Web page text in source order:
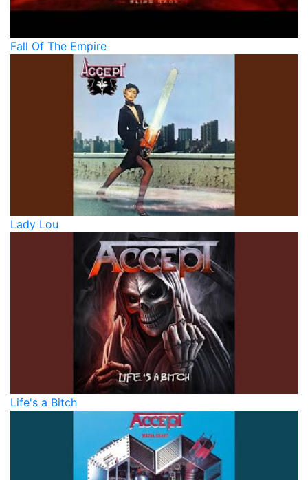
Fall Of The Empire
Lady Lou
Life's a Bitch